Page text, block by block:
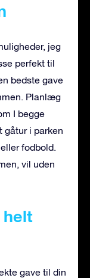
jeg
perfekt til
bedste gave
Planlæg
I begge
gåtur i parken
fodbold.
vil uden
helt
gave til din